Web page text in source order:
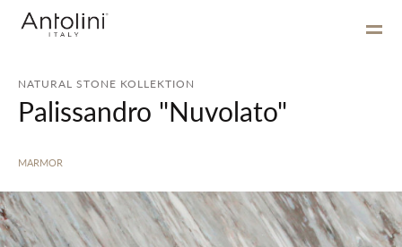
NATURAL STONE KOLLEKTION
Palissandro "Nuvolato"
MARMOR